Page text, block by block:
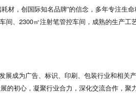
（科迪华）、NUFARM（纽发姆）、
期稳定的产品与技术合作关系。
材，创国际知名品牌”的信念，多年专注生
间、2300㎡注射笔管控车间，成熟的生产工
FDA、CE认证及医疗器械生产许可证，是
沙迦、日本东京子公司成立，美国西部新仓
亚、中东、日本、韩国、印度等全球多个国
， 2012年投资1.5亿新建了2.7万平米厂房
展成为广告、标识、印刷、包装行业和相关
的初心，凝聚行业合力，深化交流合作，聚